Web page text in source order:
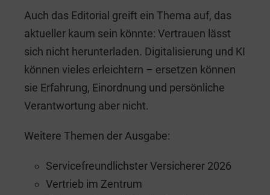
Auch das Editorial greift ein Thema auf, das
aktueller kaum sein könnte: Vertrauen lässt
sich nicht herunterladen. Digitalisierung und KI
können vieles erleichtern – ersetzen können
sie Erfahrung, Einordnung und persönliche
Verantwortung aber nicht.
Weitere Themen der Ausgabe:
Servicefreundlichster Versicherer 2026
Vertrieb im Zentrum